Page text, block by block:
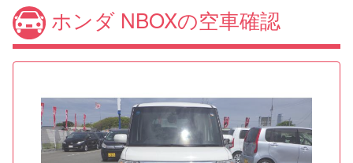
ホンダ NBOXの空車確認